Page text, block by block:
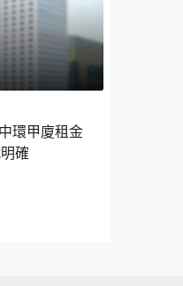
環甲廈租金
確